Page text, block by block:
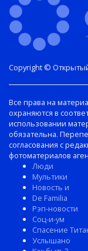
Все права на
охраняются в
использовании
обязательна.
согласования с
фотоматериалов
Люди
Мультики
Новость и
De Familia
Рэп-новости
Соц-и-ум
Спасение
Услышано